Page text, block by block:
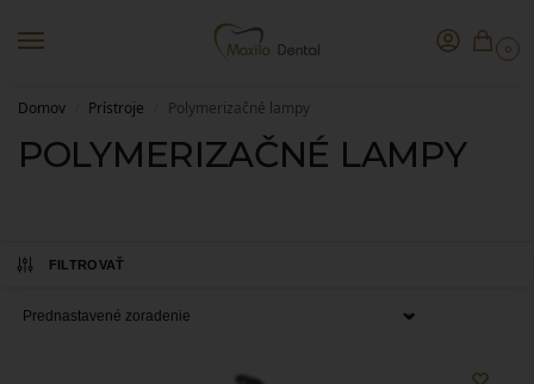
0
Domov Prístroje Polymerizačné lampy
POLYMERIZAČNÉ LAMPY
FILTROVAŤ